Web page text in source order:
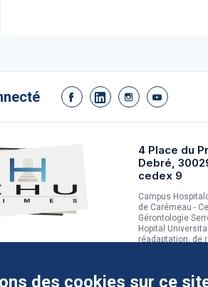
4 Place du
Debré,
cedex 9
Campus
de Carémeau -
Gérontologie
Hopital
réadaptation, de
des cookies sur ce